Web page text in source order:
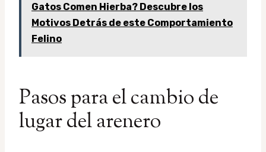
Gatos Comen Hierba? Descubre los
Motivos Detrás de este Comportamiento
Felino
Pasos para el cambio de
lugar del arenero